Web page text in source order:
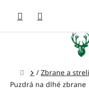
obsah
Domov
/ Zbrane a
Puzdrá na dlhé zbrane